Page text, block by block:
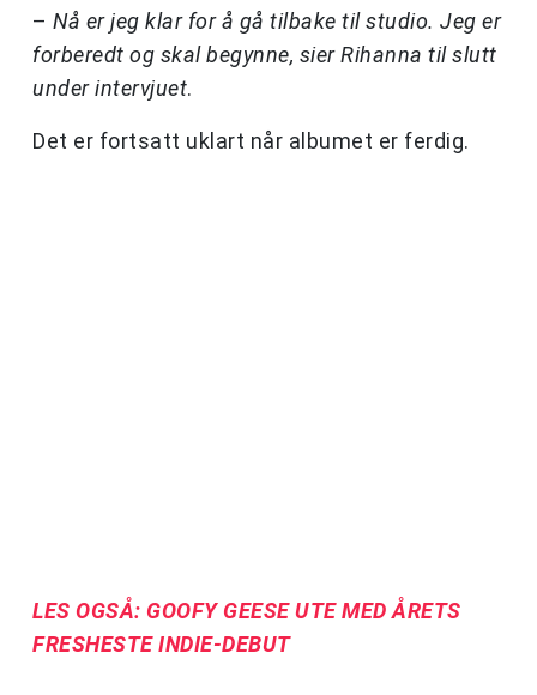
– Nå er jeg klar for å gå tilbake til studio. Jeg er
forberedt og skal begynne, sier Rihanna til slutt
under intervjuet.
Det er fortsatt uklart når albumet er ferdig.
LES OGSÅ: GOOFY GEESE UTE MED ÅRETS
FRESHESTE INDIE-DEBUT